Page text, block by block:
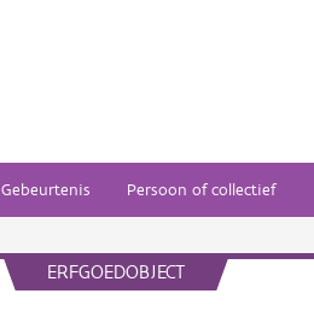
Gebeurtenis Persoon of collectief
ERFGOEDOBJECT